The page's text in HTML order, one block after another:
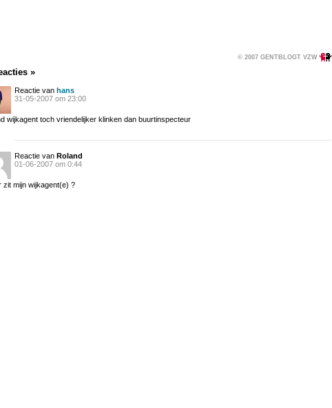
© 2007 GENTBLOGT VZW
»
Reactie van hans
31-05-2007 om 23:00
wijkagent toch vriendelijker klinken dan buurtinspecteur
Reactie van Roland
01-06-2007 om 0:44
zit mijn wijkagent(e) ?